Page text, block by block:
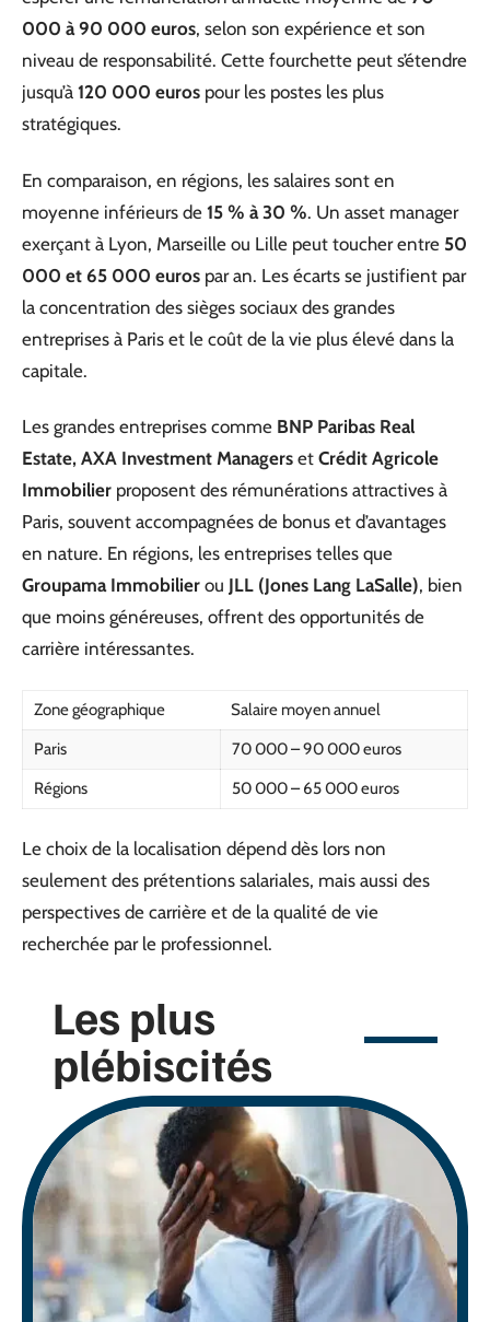
000 à 90 000 euros, selon son expérience et son
niveau de responsabilité. Cette fourchette peut s’étendre
jusqu’à 120 000 euros pour les postes les plus
stratégiques.
En comparaison, en régions, les salaires sont en
moyenne inférieurs de 15 % à 30 %. Un asset manager
exerçant à Lyon, Marseille ou Lille peut toucher entre 50
000 et 65 000 euros par an. Les écarts se justifient par
la concentration des sièges sociaux des grandes
entreprises à Paris et le coût de la vie plus élevé dans la
capitale.
Les grandes entreprises comme BNP Paribas Real
Estate, AXA Investment Managers et Crédit Agricole
Immobilier proposent des rémunérations attractives à
Paris, souvent accompagnées de bonus et d’avantages
en nature. En régions, les entreprises telles que
Groupama Immobilier ou JLL (Jones Lang LaSalle), bien
que moins généreuses, offrent des opportunités de
carrière intéressantes.
Zone géographique
Salaire moyen annuel
Paris
70 000 – 90 000 euros
Régions
50 000 – 65 000 euros
Le choix de la localisation dépend dès lors non
seulement des prétentions salariales, mais aussi des
perspectives de carrière et de la qualité de vie
recherchée par le professionnel.
Les plus
plébiscités